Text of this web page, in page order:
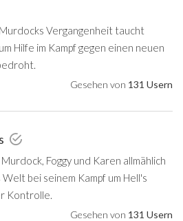
Vergangenheit taucht
Hilfe im Kampf gegen einen neuen
Gesehen von 131 Usern
Foggy und Karen allmählich
bei seinem Kampf um Hell's
Kontrolle.
Gesehen von 131 Usern